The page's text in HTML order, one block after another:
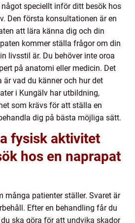
något speciellt inför ditt besök hos
Den första konsultationen är en
att lära känna dig och din
kommer ställa frågor om din
livsstil är. Du behöver inte oroa
på anatomi eller medicin. Det
är vad du känner och hur det
i Kungälv har utbildning,
som krävs för att ställa en
dig på bästa möjliga sätt.
fysisk aktivitet
hos en naprapat
många patienter ställer. Svaret är
Efter en behandling får du
ska göra för att undvika skador